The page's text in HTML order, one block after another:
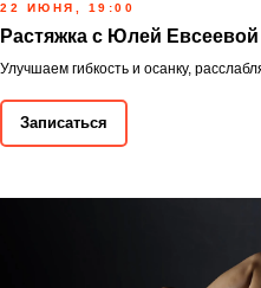
22 ИЮНЯ, 19:00
Растяжка с Юлей Евсеевой
Улучшаем гибкость и осанку,
Записаться